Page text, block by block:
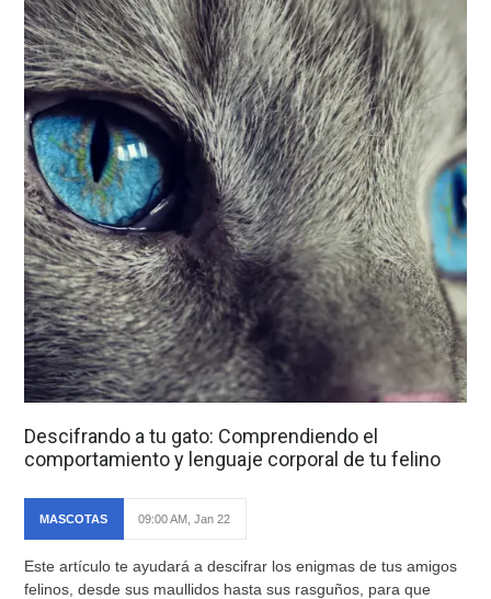
Descifrando a tu gato: Comprendiendo el
comportamiento y lenguaje corporal de tu felino
MASCOTAS 09:00 AM, Jan 22
Este artículo te ayudará a descifrar los enigmas de tus amigos
felinos, desde sus maullidos hasta sus rasguños, para que